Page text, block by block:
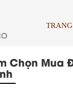
Chọn Mua